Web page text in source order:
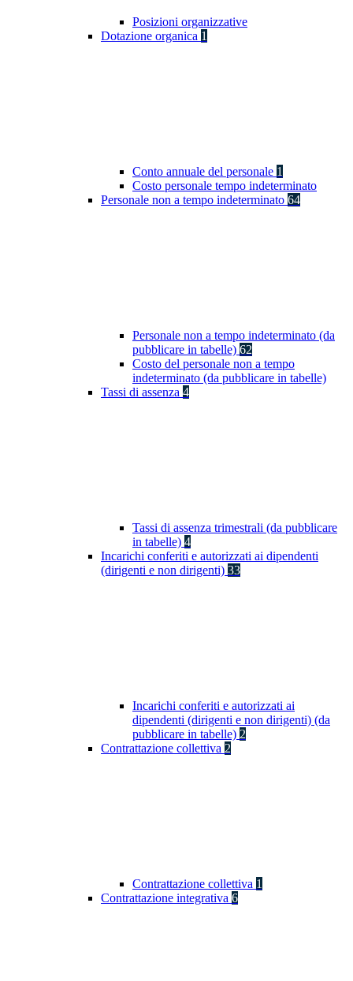
Posizioni organizzative
Dotazione organica 1
Conto annuale del personale 1
Costo personale tempo indeterminato
Personale non a tempo indeterminato 64
Personale non a tempo indeterminato (da
pubblicare in tabelle) 62
Costo del personale non a tempo
indeterminato (da pubblicare in tabelle)
Tassi di assenza 4
Tassi di assenza trimestrali (da pubblicare
in tabelle) 4
Incarichi conferiti e autorizzati ai dipendenti
(dirigenti e non dirigenti) 33
Incarichi conferiti e autorizzati ai
dipendenti (dirigenti e non dirigenti) (da
pubblicare in tabelle) 2
Contrattazione collettiva 2
Contrattazione collettiva 1
Contrattazione integrativa 6